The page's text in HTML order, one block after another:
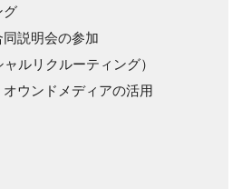
グ
説明会の参加
ルリクルーティング）
ウンドメディアの活用